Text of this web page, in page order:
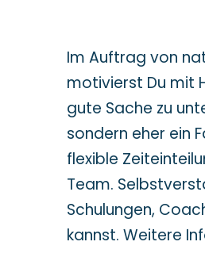
Im Auftrag von
motivierst Du mit
gute Sache zu
sondern eher ein
flexible
Team.
Schulungen,
kannst. Weitere